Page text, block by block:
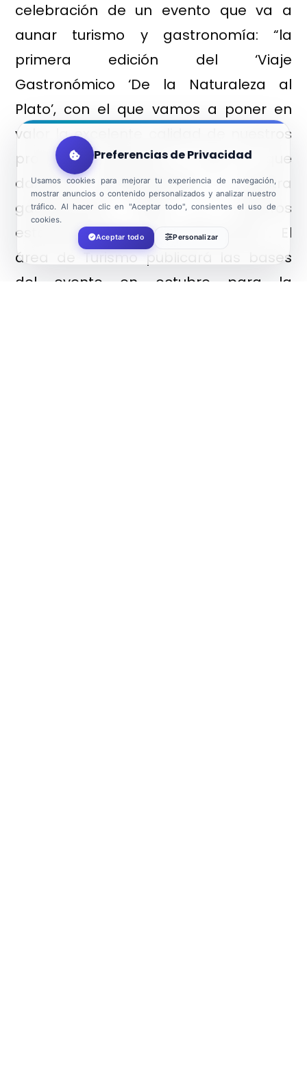
celebración de un evento que va a
aunar turismo y gastronomía: “la
primera edición del ‘Viaje
Gastronómico ‘De la Naturaleza al
Plato’, con el que vamos a poner en
valor la excelente calidad de nuestros
productos agrícolas y con el que
daremos protagonismo a nuestra
gastronomía local y nuestros
establecimientos de restauración”. El
área de Turismo publicará las bases
del evento en octubre para la
Preferencias de Privacidad
Usamos cookies para mejorar tu experiencia de navegación,
mostrar anuncios o contenido personalizados y analizar nuestro
tráfico. Al hacer clic en "Aceptar todo", consientes el uso de
cookies.
Aceptar todo Personalizar